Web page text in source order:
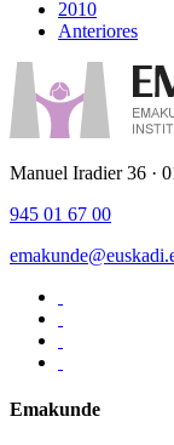
2010
Anteriores
Manuel Iradier 36 ·
945 01 67 00
Emakunde